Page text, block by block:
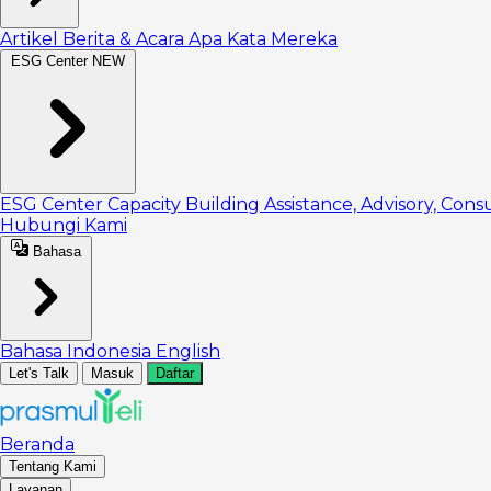
Artikel Berita & Acara Apa Kata Mereka
ESG Center NEW
ESG Center Capacity Building Assistance, Advisory,
Hubungi Kami
Bahasa
Bahasa Indonesia English
Let's Talk Masuk Daftar
Beranda
Tentang Kami